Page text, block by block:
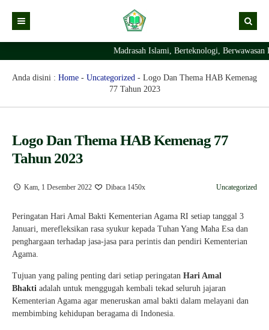
Kabar Madrasah
Profil Madrasah
Ekstrakurikuler Madrasah
KURIKULUM
Struktur Organisasi Madrasah
Madrasah Islami, Berteknologi,
Anda disini : Home - Uncategorized - Logo Dan Thema HAB Kemenag
77 Tahun 2023
Logo Dan Thema HAB Kemenag 77
Tahun 2023
Kam, 1 Desember 2022 Dibaca 1450x Uncategorized
Peringatan Hari Amal Bakti Kementerian Agama RI setiap tanggal 3
Januari, merefleksikan rasa syukur kepada Tuhan Yang Maha Esa dan
penghargaan terhadap jasa-jasa para perintis dan pendiri Kementerian
Agama.
Tujuan yang paling penting dari setiap peringatan Hari Amal
Bhakti adalah untuk menggugah kembali tekad seluruh jajaran
Kementerian Agama agar meneruskan amal bakti dalam melayani dan
membimbing kehidupan beragama di Indonesia.